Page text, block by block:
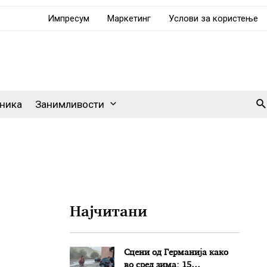
Импресум Маркетинг Услови за користење
Занимливости
Најчитани
Сцени од Германија како
во сред зима: 15